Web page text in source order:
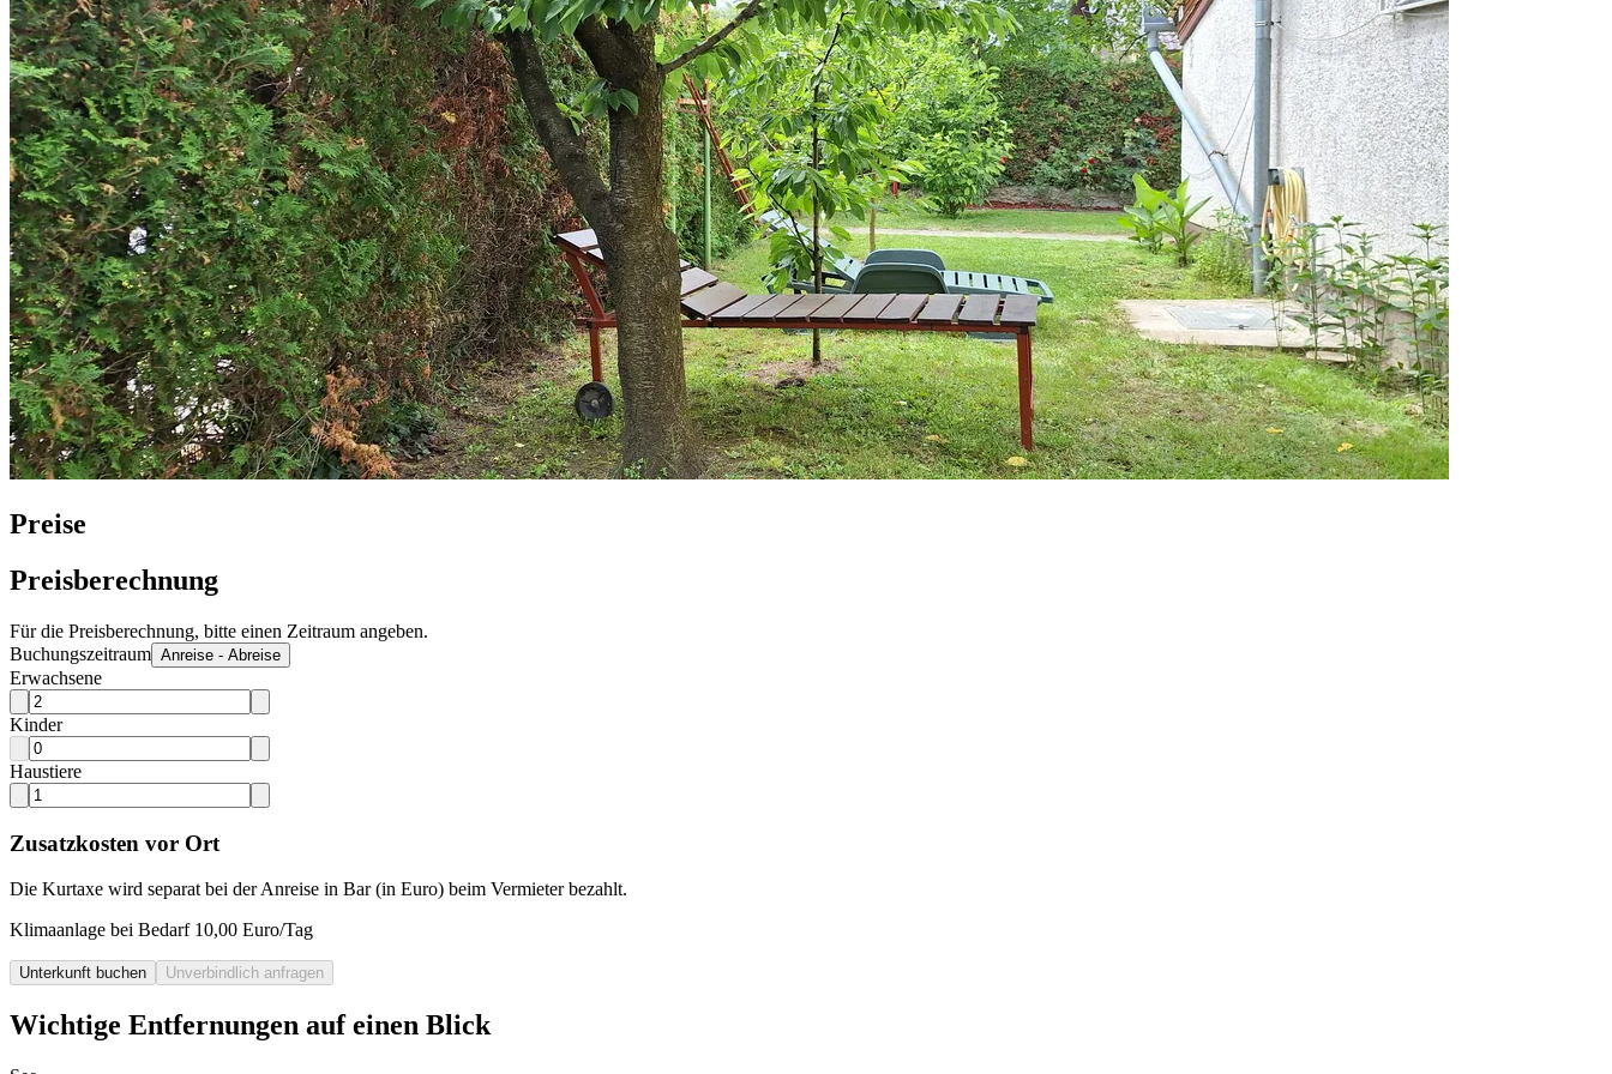
Preise
Preisberechnung
Für die Preisberechnung, bitte einen Zeitraum angeben.
Buchungszeitraum Anreise - Abreise
Erwachsene
Kinder
Haustiere
Zusatzkosten vor Ort
Die Kurtaxe wird separat bei der Anreise in Bar (in Euro) beim Vermieter bezahlt.
Klimaanlage bei Bedarf 10,00 Euro/Tag
Unterkunft buchen Unverbindlich anfragen
Wichtige Entfernungen auf einen Blick